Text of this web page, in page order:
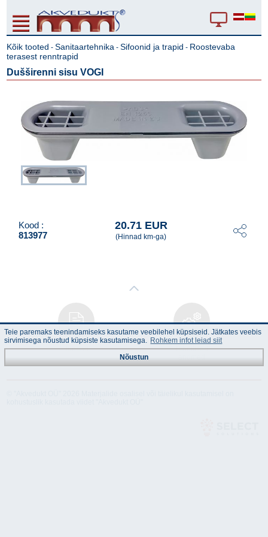
Kõik tooted -Sanitaartehnika -Sifoonid ja trapid - Roostevaba
terasest renntrapid
Dušširenni sisu VOGI
Kood :
813977
20.71 EUR
(Hinnad km-ga)
Juhend
Tehnilised
Teie paremaks teenindamiseks kasutame veebilehel küpsiseid. Jätkates veebis
sirvimisega nõustud küpsiste kasutamisega. Rohkem infot leiad siit
Nõustun